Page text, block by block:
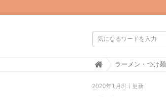
H
e
ラーメン・つけ麺
2020年1月8日 更新